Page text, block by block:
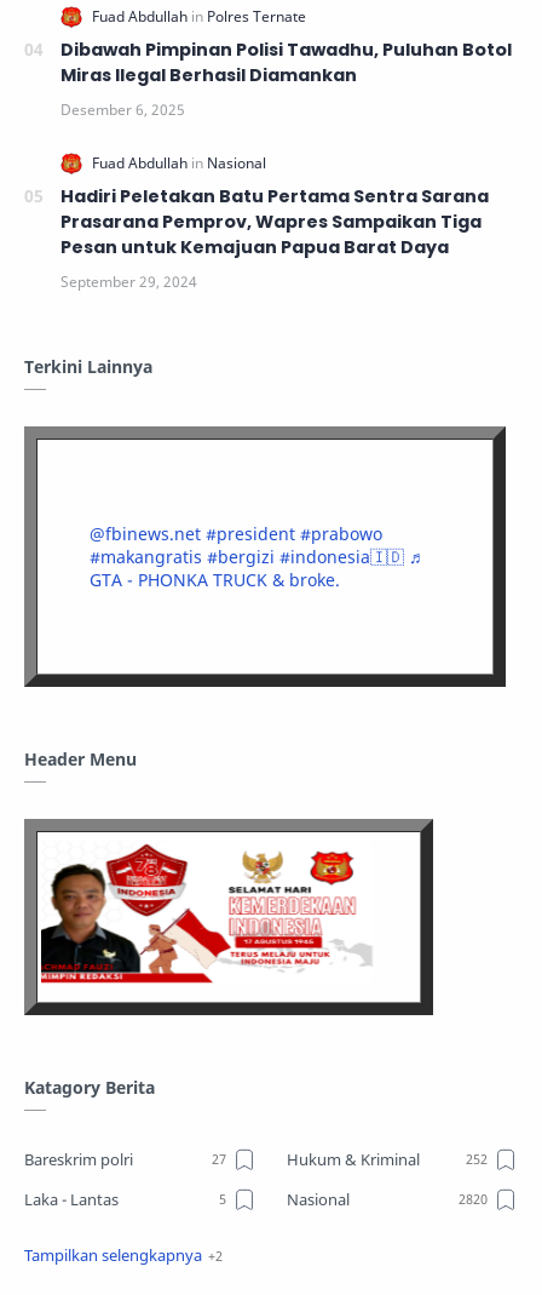
Dibawah Pimpinan Polisi Tawadhu, Puluhan Botol
Miras Ilegal Berhasil Diamankan
Hadiri Peletakan Batu Pertama Sentra Sarana
Prasarana Pemprov, Wapres Sampaikan Tiga
Pesan untuk Kemajuan Papua Barat Daya
Terkini Lainnya
@fbinews.net #president #prabowo
#makangratis #bergizi #indonesia🇮🇩 ♬
GTA - PHONKA TRUCK & broke.
Header Menu
Katagory Berita
Bareskrim polri
Hukum & Kriminal
Laka - Lantas
Nasional